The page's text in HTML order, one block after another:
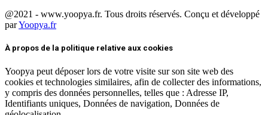
@2021 - www.yoopya.fr. Tous droits réservés. Conçu et développé
parYoopya.fr
À propos de la politique relative aux cookies
Yoopya peut déposer lors de votre visite sur son site web des
cookies et technologies similaires, afin de collecter des informations,
y compris des données personnelles, telles que : Adresse IP,
Identifiants uniques, Données de navigation, Données de